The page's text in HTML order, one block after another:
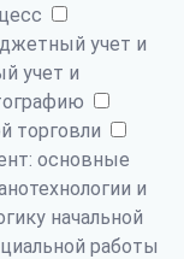
учет и
учет и
торговли
основные
и
начальной
работы